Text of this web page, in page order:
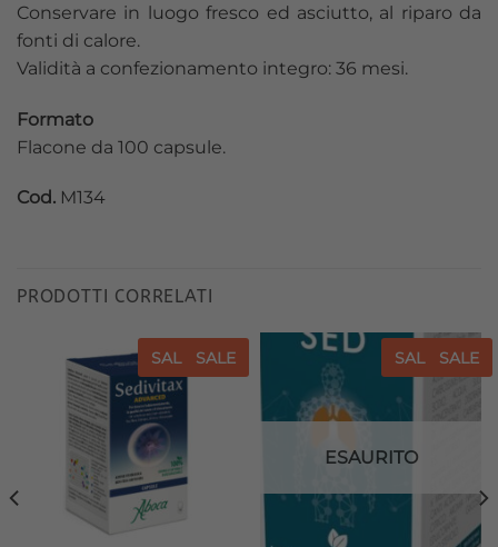
Conservare in luogo fresco ed asciutto, al riparo da
fonti di calore.
Validità a confezionamento integro: 36 mesi.
Formato
Flacone da 100 capsule.
Cod. M134
PRODOTTI CORRELATI
SALE SALE
Aggiungi
alla lista
SALE SALE
dei
ESAURITO